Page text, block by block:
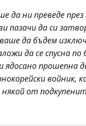
да ни преведе
пазачи да си
да бъдем
да се спусна по
ядосано прошепна
войник,
от